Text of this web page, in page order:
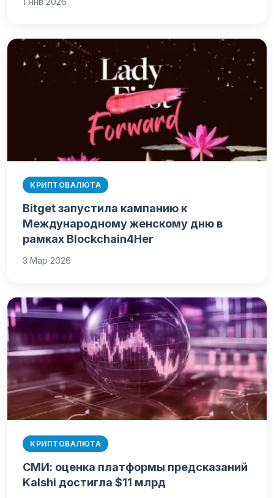
КРИПТОВАЛЮТА
Bitget запустила кампанию к
Международному женскому дню в
рамках Blockchain4Her
3 Мар 2026
КРИПТОВАЛЮТА
СМИ: оценка платформы предсказаний
Kalshi достигла $11 млрд